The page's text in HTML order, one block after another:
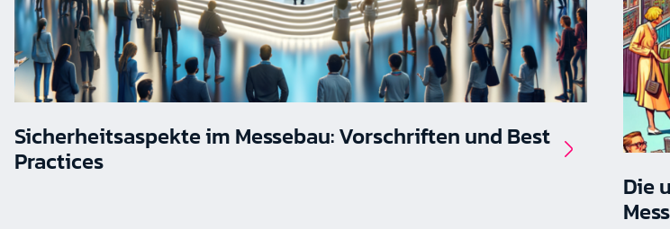
Sicherheitsaspekte im Messebau: Vorschriften und Best
Practices
Die